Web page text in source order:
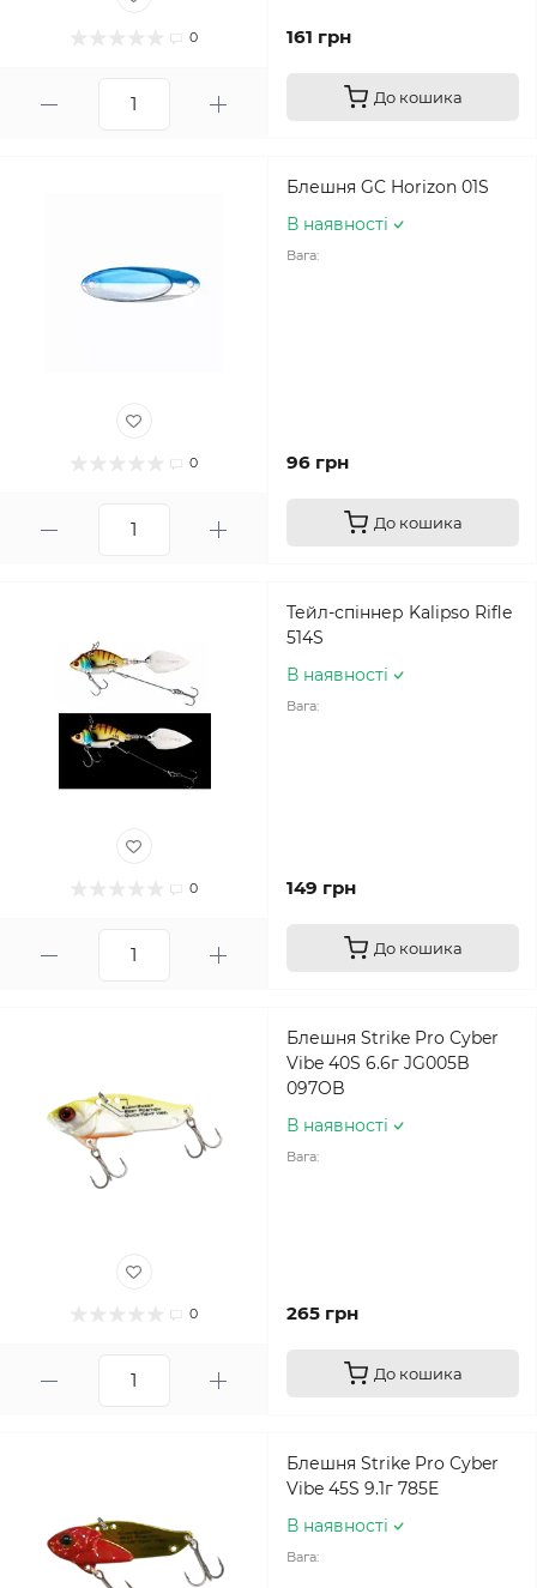
0 161 грн
До кошика
0
Блешня GC Horizon 01S
В наявності
Вага:
96 грн
До кошика
0
Тейл-спіннер Kalipso Rifle
514S
В наявності
Вага:
149 грн
До кошика
0
Блешня Strike Pro Cyber
Vibe 40S 6.6г JG005B
097OB
В наявності
Вага:
265 грн
До кошика
Блешня Strike Pro Cyber
Vibe 45S 9.1г 785E
В наявності
Вага: